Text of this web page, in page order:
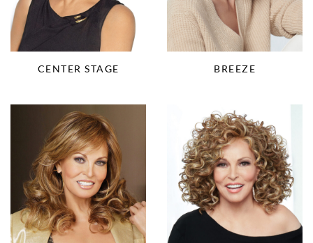
CENTER STAGE BREEZE